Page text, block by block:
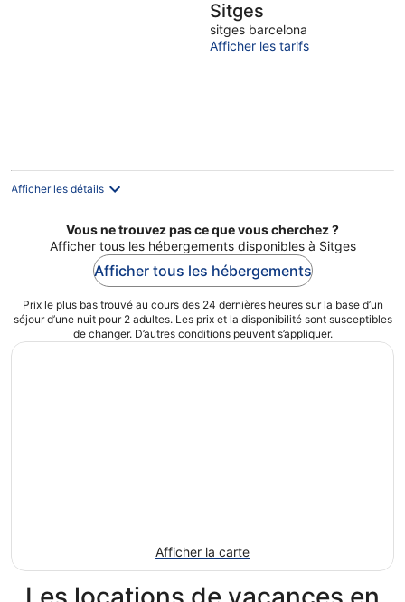
Sitges
sitges barcelona
Afficher les tarifs
Afficher les détails
Vous ne trouvez pas ce que vous cherchez ?
Afficher tous les hébergements disponibles à Sitges
Afficher tous les hébergements
Prix le plus bas trouvé au cours des 24 dernières heures sur la base d’un
séjour d’une nuit pour 2 adultes. Les prix et la disponibilité sont susceptibles
de changer. D’autres conditions peuvent s’appliquer.
Afficher la carte